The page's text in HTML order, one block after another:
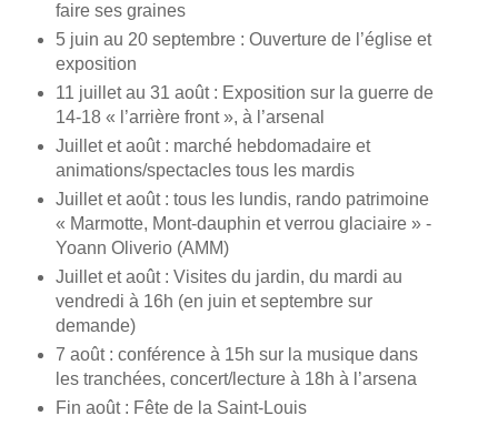
faire ses graines
5 juin au 20 septembre : Ouverture de l’église et
exposition
11 juillet au 31 août : Exposition sur la guerre de
14-18 « l’arrière front », à l’arsenal
Juillet et août : marché hebdomadaire et
animations/spectacles tous les mardis
Juillet et août : tous les lundis, rando patrimoine
« Marmotte, Mont-dauphin et verrou glaciaire » -
Yoann Oliverio (AMM)
Juillet et août : Visites du jardin, du mardi au
vendredi à 16h (en juin et septembre sur
demande)
7 août : conférence à 15h sur la musique dans
les tranchées, concert/lecture à 18h à l’arsena
Fin août : Fête de la Saint-Louis